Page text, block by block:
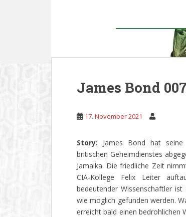
James Bond
17. November 2021
Story: James Bond hat
britischen Geheimdienstes
Jamaika. Die friedliche Zeit
CIA-Kollege Felix Leiter
bedeutender Wissenschaftler
wie möglich gefunden werden.
erreicht bald einen bedrohlichen